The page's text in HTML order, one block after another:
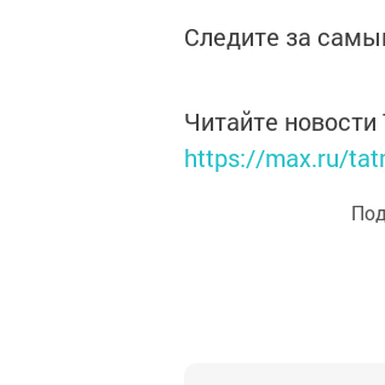
Следите за
Читайте
https://max.ru/